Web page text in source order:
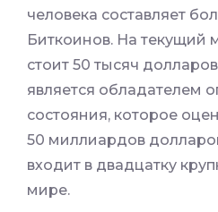
человека составляет
Биткоинов. На текущий
стоит 50 тысяч
является обладателем
состояния, которое
50 миллиардов
входит в двадцатку
мире.